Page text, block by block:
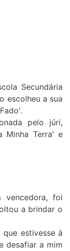
Secundária
escolheu a sua
pelo júri,
Minha Terra' e
vencedora, foi
a brindar o
estivesse à
desafiar a mim